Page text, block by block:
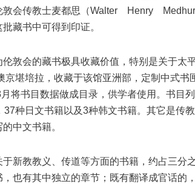
敦会传教士麦都思（Walter Henry
藏书中可得到印证。
敦会的藏书极具收藏价值，特别是关于太
京堪培拉，收藏于该馆亚洲部，定制中式
将书目数据做成目录，供学者使用。书目
37种日文书籍以及3种韩文书籍。其它是传
中文书籍。
新教教义、传道等方面的书籍，约占三分
也有其中独立的章节；既有翻译成官话的